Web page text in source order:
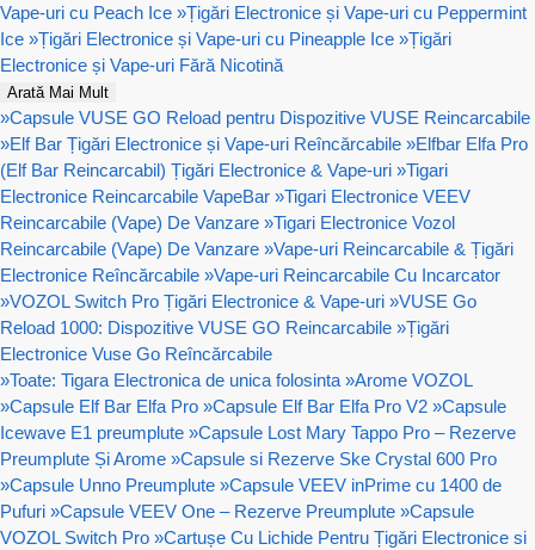
Vape-uri cu Peach Ice »Țigări Electronice și Vape-uri cu Peppermint
Ice »Țigări Electronice și Vape-uri cu Pineapple Ice »Țigări
Electronice și Vape-uri Fără Nicotină
Arată Mai Mult
»Capsule VUSE GO Reload pentru Dispozitive VUSE Reincarcabile
»Elf Bar Țigări Electronice și Vape-uri Reîncărcabile »Elfbar Elfa Pro
(Elf Bar Reincarcabil) Țigări Electronice & Vape-uri »Tigari
Electronice Reincarcabile VapeBar »Tigari Electronice VEEV
Reincarcabile (Vape) De Vanzare »Tigari Electronice Vozol
Reincarcabile (Vape) De Vanzare »Vape-uri Reincarcabile & Țigări
Electronice Reîncărcabile »Vape-uri Reincarcabile Cu Incarcator
»VOZOL Switch Pro Țigări Electronice & Vape-uri »VUSE Go
Reload 1000: Dispozitive VUSE GO Reincarcabile »Țigări
Electronice Vuse Go Reîncărcabile
»Toate: Tigara Electronica de unica folosinta »Arome VOZOL
»Capsule Elf Bar Elfa Pro »Capsule Elf Bar Elfa Pro V2 »Capsule
Icewave E1 preumplute »Capsule Lost Mary Tappo Pro – Rezerve
Preumplute Și Arome »Capsule si Rezerve Ske Crystal 600 Pro
»Capsule Unno Preumplute »Capsule VEEV inPrime cu 1400 de
Pufuri »Capsule VEEV One – Rezerve Preumplute »Capsule
VOZOL Switch Pro »Cartușe Cu Lichide Pentru Țigări Electronice si